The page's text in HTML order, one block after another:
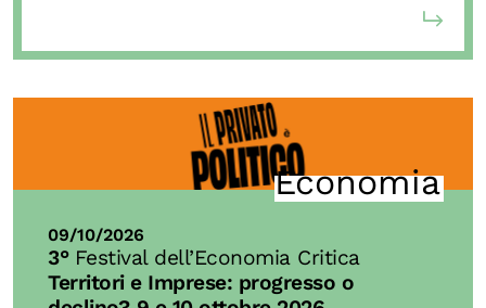
Economia
09/10/2026
3° Festival dell’Economia Critica
Territori e Imprese: progresso o